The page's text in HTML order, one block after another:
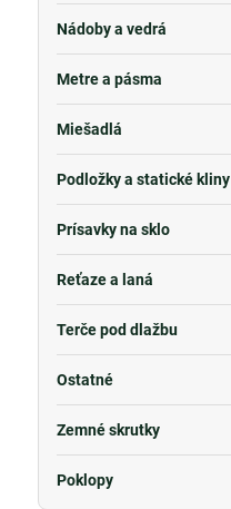
Nádoby a vedrá
Metre a pásma
Miešadlá
Podložky a statické kliny
Prísavky na sklo
Reťaze a laná
Terče pod dlažbu
Ostatné
Zemné skrutky
Poklopy